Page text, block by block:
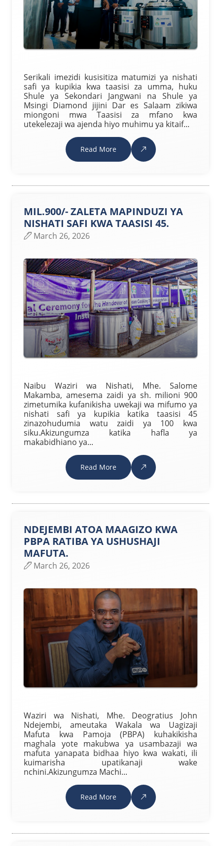
Serikali imezidi kusisitiza matumizi ya nishati
safi ya kupikia kwa taasisi za umma, huku
Shule ya Sekondari Jangwani na Shule ya
Msingi Diamond jijini Dar es Salaam zikiwa
miongoni mwa Taasisi za mfano kwa
utekelezaji wa ajenda hiyo muhimu ya kitaif...
Read More
MIL.900/- ZALETA MAPINDUZI YA
NISHATI SAFI KWA TAASISI 45.
March 26, 2026
Naibu Waziri wa Nishati, Mhe. Salome
Makamba, amesema zaidi ya sh. milioni 900
zimetumika kufanikisha uwekaji wa mifumo ya
nishati safi ya kupikia katika taasisi 45
zinazohudumia watu zaidi ya 100 kwa
siku.Akizungumza katika hafla ya
makabidhiano ya...
Read More
NDEJEMBI ATOA MAAGIZO KWA
PBPA RATIBA YA USHUSHAJI
MAFUTA.
March 26, 2026
Waziri wa Nishati, Mhe. Deogratius John
Ndejembi, ameutaka Wakala wa Uagizaji
Mafuta kwa Pamoja (PBPA) kuhakikisha
maghala yote makubwa ya usambazaji wa
mafuta yanapata bidhaa hiyo kwa wakati, ili
kuimarisha upatikanaji wake
nchini.Akizungumza Machi...
Read More